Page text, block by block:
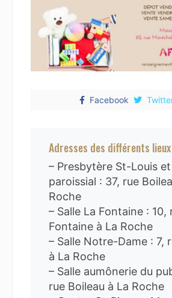
Facebook
Adresses des différents lieux
– Presbytère St-Louis
paroissial : 37, rue
Roche
– Salle La Fontaine : 10,
Fontaine à La Roche
– Salle Notre-Dame : 7,
à La Roche
– Salle aumônerie du
rue Boileau à La Roche